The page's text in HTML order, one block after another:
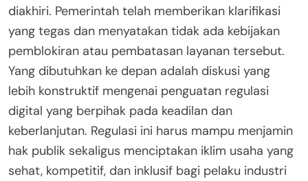
diakhiri. Pemerintah telah memberikan klarifikasi
yang tegas dan menyatakan tidak ada kebijakan
pemblokiran atau pembatasan layanan tersebut.
Yang dibutuhkan ke depan adalah diskusi yang
lebih konstruktif mengenai penguatan regulasi
digital yang berpihak pada keadilan dan
keberlanjutan. Regulasi ini harus mampu menjamin
hak publik sekaligus menciptakan iklim usaha yang
sehat, kompetitif, dan inklusif bagi pelaku industri